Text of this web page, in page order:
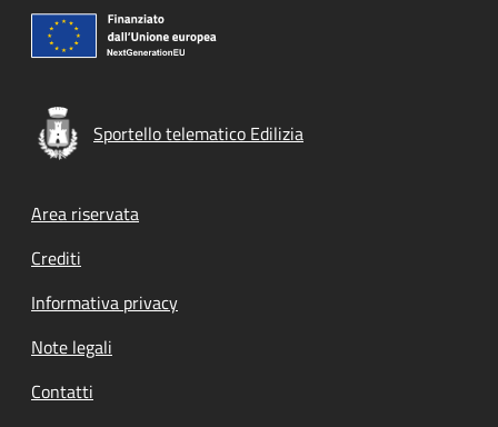
Sportello telematico Edilizia
Footer menu
Area riservata
Crediti
Informativa privacy
Note legali
Contatti